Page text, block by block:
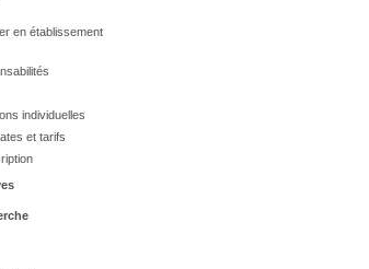
en établissement
individuelles
et tarifs